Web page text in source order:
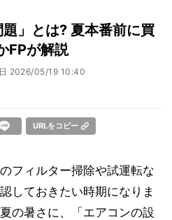
」とは? 夏本番前に買
FPが解説
2026/05/19 10:40
URLをコピー
のフィルター掃除や試運転な
しておきたい時期になりま
の暑さに、「エアコンの設